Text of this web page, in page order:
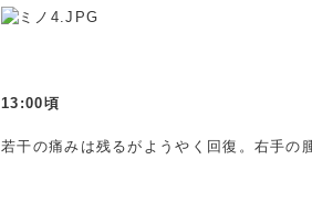
13:00頃
若干の痛みは残るがようやく回復。右手の